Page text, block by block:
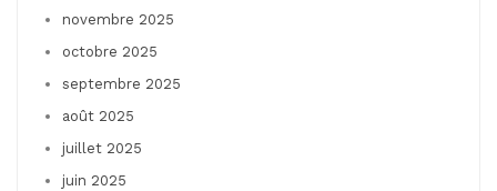
novembre 2025
octobre 2025
septembre 2025
août 2025
juillet 2025
juin 2025